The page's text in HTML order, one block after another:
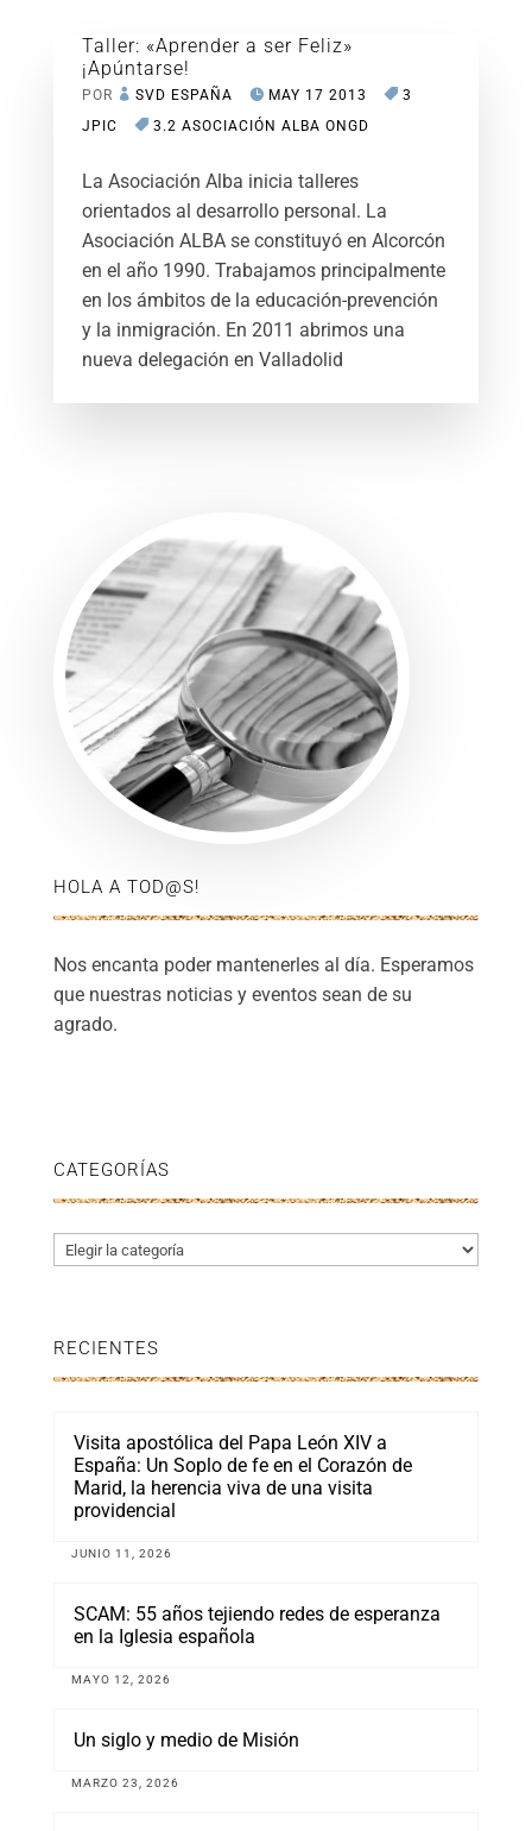
Taller: «Aprender a ser Feliz»
¡Apúntarse!
POR SVD ESPAÑA MAY 17 2013
3
JPIC
3.2 ASOCIACIÓN ALBA ONGD
La Asociación Alba inicia talleres
orientados al desarrollo personal. La
Asociación ALBA se constituyó en Alcorcón
en el año 1990. Trabajamos principalmente
en los ámbitos de la educación-prevención
y la inmigración. En 2011 abrimos una
nueva delegación en Valladolid
HOLA A TOD@S!
Nos encanta poder mantenerles al día. Esperamos
que nuestras noticias y eventos sean de su
agrado.
CATEGORÍAS
Categorías
RECIENTES
Visita apostólica del Papa León XIV a
España: Un Soplo de fe en el Corazón de
Marid, la herencia viva de una visita
providencial
JUNIO 11, 2026
SCAM: 55 años tejiendo redes de esperanza
en la Iglesia española
MAYO 12, 2026
Un siglo y medio de Misión
MARZO 23, 2026